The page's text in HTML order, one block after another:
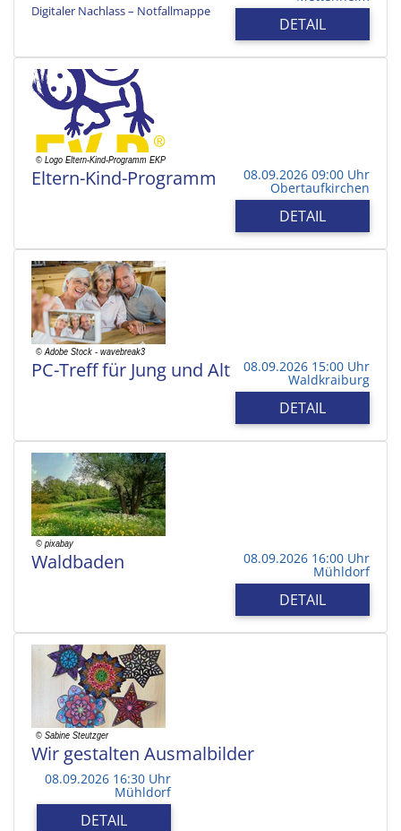
Digitaler Nachlass – Notfallmappe
DETAIL
Eltern-Kind-Programm 08.09.2026 09:00 Uhr
Obertaufkirchen
DETAIL
PC-Treff für Jung und Alt 08.09.2026 15:00 Uhr
Waldkraiburg
DETAIL
Waldbaden 08.09.2026 16:00 Uhr
Mühldorf
DETAIL
Wir gestalten Ausmalbilder
08.09.2026 16:30 Uhr
Mühldorf
DETAIL